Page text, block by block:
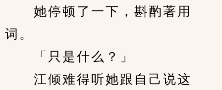
她停顿了一下，斟酌著用
词。
「只是什么？」
江倾难得听她跟自己说这